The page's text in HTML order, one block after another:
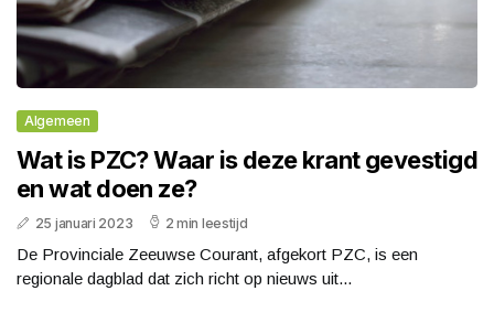
Algemeen
Wat is PZC? Waar is deze krant gevestigd
en wat doen ze?
25 januari 2023 2 min leestijd
De Provinciale Zeeuwse Courant, afgekort PZC, is een
regionale dagblad dat zich richt op nieuws uit...